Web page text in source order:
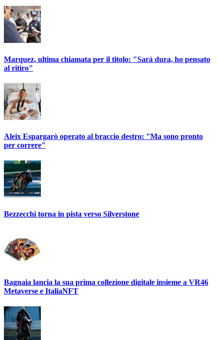
Marquez, ultima chiamata per il titolo: "Sarà dura, ho pensato
al ritiro"
Aleix Espargarò operato al braccio destro: "Ma sono pronto
per correre"
Bezzecchi torna in pista verso Silverstone
Bagnaia lancia la sua prima collezione digitale insieme a VR46
Metaverse e ItaliaNFT